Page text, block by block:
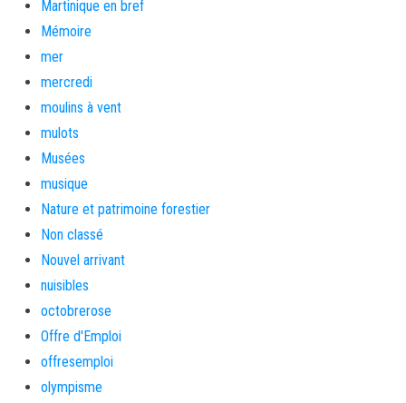
Martinique en bref
Mémoire
mer
mercredi
moulins à vent
mulots
Musées
musique
Nature et patrimoine forestier
Non classé
Nouvel arrivant
nuisibles
octobrerose
Offre d'Emploi
offresemploi
olympisme